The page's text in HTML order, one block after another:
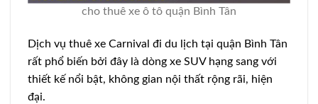
cho thuê xe ô tô quận Bình Tân
Dịch vụ thuê xe Carnival đi du lịch tại quận Bình Tân
rất phổ biến bởi đây là dòng xe SUV hạng sang với
thiết kế nổi bật, không gian nội thất rộng rãi, hiện
đại.